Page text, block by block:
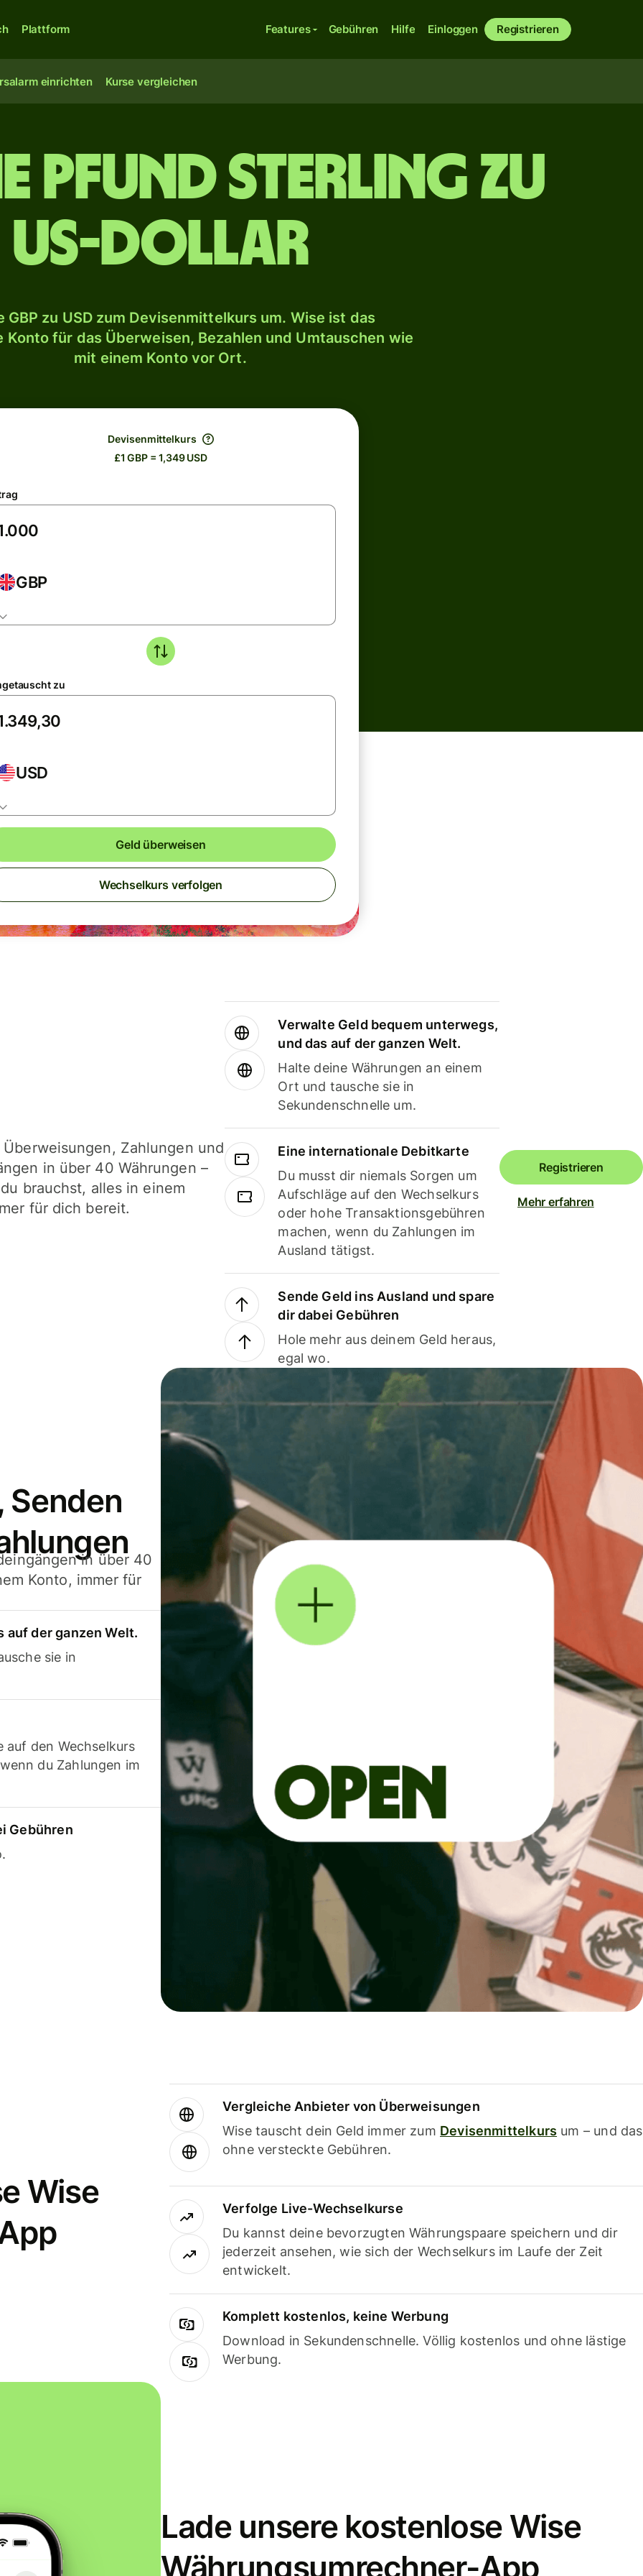
Plattform Features Gebühren Hilfe Einloggen Registrieren
einrichten Kurse vergleichen
Pfund Sterling zu
US-Dollar
GBP zu USD zum Devisenmittelkurs um. Wise ist das
Konto für das Überweisen, Bezahlen und Umtauschen wie
mit einem Konto vor Ort.
Devisenmittelkurs
£1 GBP = 1,349 USD
GBP
zu
USD
Geld überweisen
Wechselkurs verfolgen
Zahlungen und
in über 40 Währungen –
brauchst, alles in einem
für dich bereit.
Verwalte Geld bequem unterwegs,
und das auf der ganzen Welt.
Halte deine Währungen an einem
Ort und tausche sie in
Sekundenschnelle um.
Eine internationale Debitkarte
Du musst dir niemals Sorgen um
Aufschläge auf den Wechselkurs
oder hohe Transaktionsgebühren
machen, wenn du Zahlungen im
Ausland tätigst.
Sende Geld ins Ausland und spare
dir dabei Gebühren
Hole mehr aus deinem Geld heraus,
egal wo.
Registrieren
Mehr erfahren
Senden
in über 40
Konto, immer für
auf der ganzen Welt.
sie in
auf den Wechselkurs
du Zahlungen im
Gebühren
Wise
Vergleiche Anbieter von Überweisungen
Wise tauscht dein Geld immer zum Devisenmittelkurs um – und das
ohne versteckte Gebühren.
Verfolge Live-Wechselkurse
Du kannst deine bevorzugten Währungspaare speichern und dir
jederzeit ansehen, wie sich der Wechselkurs im Laufe der Zeit
entwickelt.
Komplett kostenlos, keine Werbung
Download in Sekundenschnelle. Völlig kostenlos und ohne lästige
Werbung.
Lade unsere kostenlose Wise
Währungsumrechner-App